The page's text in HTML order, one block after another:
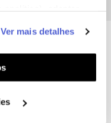
e
aos seus interesses
Pode gerir a
"Configurar
Ver mais detalhes